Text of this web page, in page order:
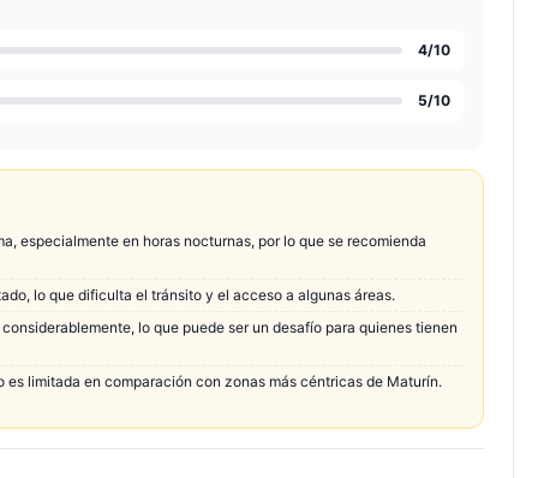
4/10
5/10
especialmente en horas nocturnas, por lo que se recomienda
lo que dificulta el tránsito y el acceso a algunas áreas.
lo que puede ser un desafío para quienes tienen
es limitada en comparación con zonas más céntricas de Maturín.